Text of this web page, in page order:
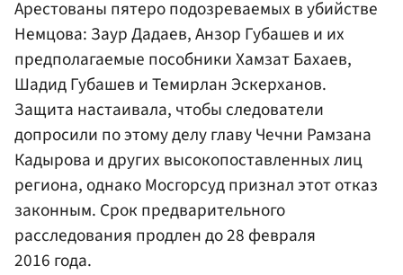
Арестованы пятеро подозреваемых в убийстве
Немцова: Заур Дадаев,Анзор Губашев и их
предполагаемые пособникиХамзат Бахаев,
Шадид Губашев иТемирлан Эскерханов.
Защита настаивала, чтобы следователи
допросили по этому делу главу Чечни Рамзана
Кадырова и других высокопоставленных лиц
региона, однакоМосгорсудпризнал этот отказ
законным. Срок предварительного
расследования продлен до 28 февраля
2016 года.